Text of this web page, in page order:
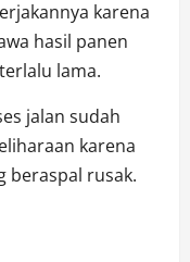
karena
hasil panen
lama.
jalan sudah
karena
beraspal rusak.